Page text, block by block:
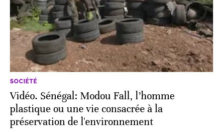
SOCIÉTÉ
Vidéo. Sénégal: Modou Fall, l’homme
plastique ou une vie consacrée à la
préservation de l'environnement